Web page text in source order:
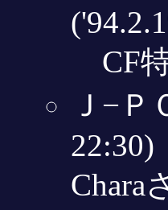
CF
Ｊ−
22:30)
Chara